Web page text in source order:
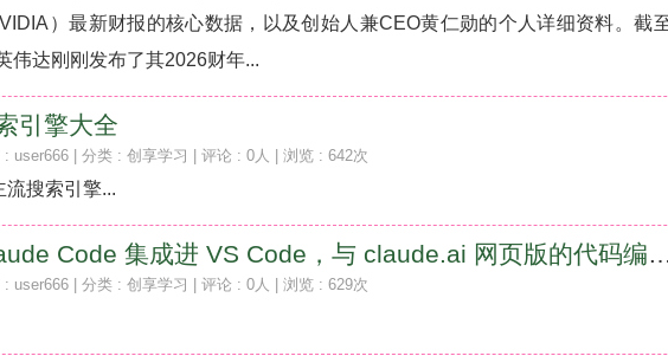
）最新财报的核心数据，以及创始人兼CEO黄仁勋的个人详细资料。截
伟达刚刚发布了其2026财年...
引擎大全
: user666 | 分类 : 创享学习 | 评论 : 0人 | 浏览 : 642次
流搜索引擎...
Claude Code 集成进 VS Code，与 claude.ai 网
: user666 | 分类 : 创享学习 | 评论 : 0人 | 浏览 : 629次